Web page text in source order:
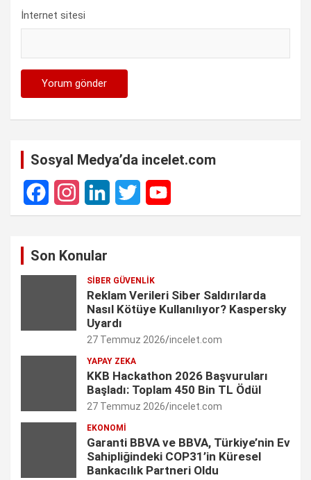
İnternet sitesi
Sosyal Medya’da incelet.com
F
I
L
k
e
d
n
T
t
t
e
r
Y
T
u
b
C
a
n
Son Konular
SIBER GÜVENLIK
Reklam Verileri Siber Saldırılarda
Nasıl Kötüye Kullanılıyor? Kaspersky
Uyardı
27 Temmuz 2026 incelet.com
YAPAY ZEKA
KKB Hackathon 2026 Başvuruları
Başladı: Toplam 450 Bin TL Ödül
27 Temmuz 2026 incelet.com
EKONOMI
Garanti BBVA ve BBVA, Türkiye’nin Ev
Sahipliğindeki COP31’in Küresel
Bankacılık Partneri Oldu